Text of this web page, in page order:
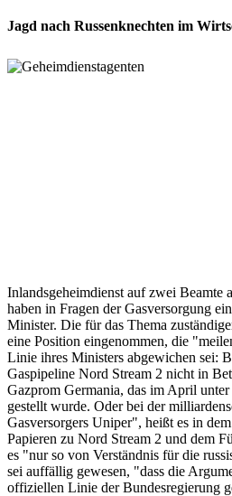
Jagd nach Russenknechten im
Inlandsgeheimdienst auf zwei Beamte
haben in Fragen der Gasversorgung
Minister. Die für das Thema
eine Position eingenommen, die
Linie ihres Ministers abgewichen sei:
Gaspipeline Nord Stream 2 nicht in
Gazprom Germania, das im April
gestellt wurde. Oder bei der
Gasversorgers Uniper", heißt es in
Papieren zu Nord Stream 2 und dem
es "nur so von Verständnis für die
sei auffällig gewesen, "dass die
offiziellen Linie der Bundesregierung